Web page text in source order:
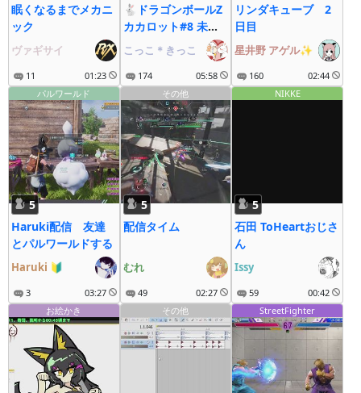
眠くなるまでメカニ
ック
ヴァギサイ
11 01:23
🐇ドラゴンボールZ
カカロット#8 未来
トランクス編(DLC)
こっこ＊きっこ
174 05:58
リンダキューブ 2
日目
星井野 アゲル✨
160
02:44
パルワールド
5
Haruki配信 友達
とパルワールドする
Haruki 🔰
3 03:27
その他
5
配信タイム
むれ
49 02:27
NIKKE
5
石田 ToHeartおじさ
ん
Issy
59
00:42
お絵かき
その他 StreetFighter